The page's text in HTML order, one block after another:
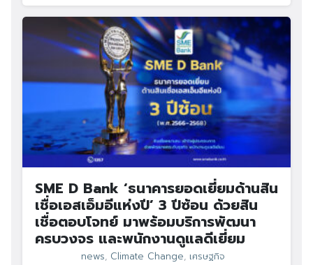
SME D Bank ‘ธนาคารยอดเยี่ยมด้านสิน
เชื่อเอสเอ็มอีแห่งปี’ 3 ปีซ้อน ด้วยสิน
เชื่อตอบโจทย์ มาพร้อมบริการพัฒนา
ครบวงจร และพนักงานดูแลดีเยี่ยม
news, Climate Change, เศรษฐกิจ